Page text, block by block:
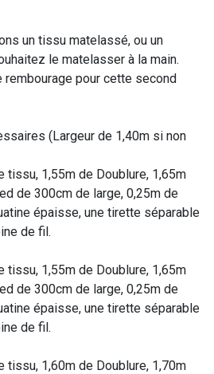
un tissu matelassé, ou un
le matelasser à la main.
rembourage pour cette second
(Largeur de 1,40m si non
tissu, 1,55m de Doublure, 1,65m
de 300cm de large, 0,25m de
épaisse, une tirette séparable
de fil.
tissu, 1,55m de Doublure, 1,65m
de 300cm de large, 0,25m de
épaisse, une tirette séparable
de fil.
tissu, 1,60m de Doublure, 1,70m